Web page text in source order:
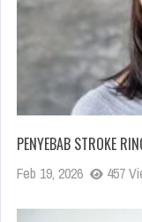
PENYEBAB STROKE
Feb 19, 2026 457